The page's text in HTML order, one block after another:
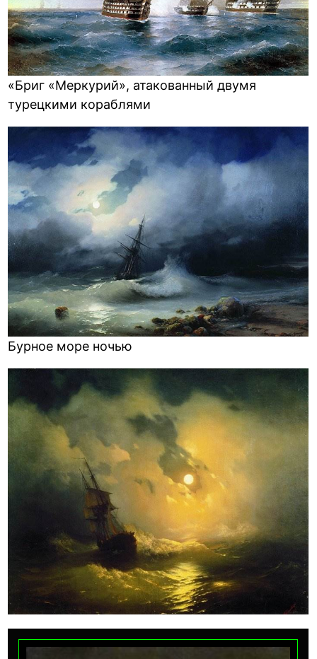
«Бриг «Меркурий», атакованный двумя
турецкими кораблями
Бурное море ночью